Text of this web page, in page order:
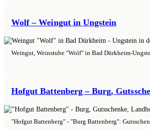
Wolf – Weingut in Ungstein
Weingut, Weinstube "Wolf" in Bad Dürkheim-
Hofgut Battenberg – Burg,
"Hofgut Battenberg" - "Burg Battenberg":